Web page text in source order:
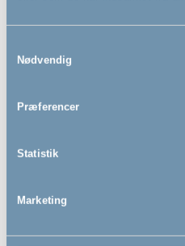
Nødvendig
Præferencer
Statistik
Marketing